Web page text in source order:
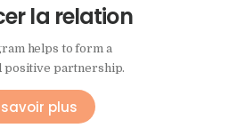
la relation
helps to form a
positive partnership.
savoir plus